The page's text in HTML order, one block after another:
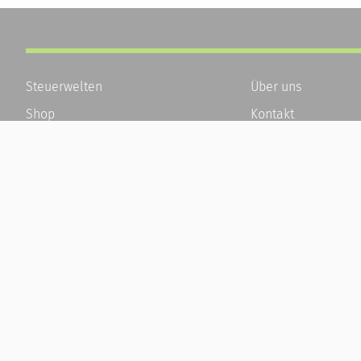
Steuerwelten
Shop
Über uns
Kontakt